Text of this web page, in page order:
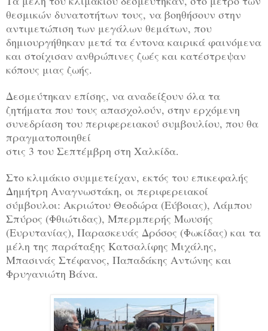
θεσμικών δυνατοτήτων τους, να βοηθήσουν στην
αντιμετώπιση των μεγάλων θεμάτων, που
δημιουργήθηκαν μετά τα έντονα καιρικά φαινόμενα
και στοίχισαν ανθρώπινες ζωές και κατέστρεψαν
κόπους μιας ζωής.
Δεσμεύτηκαν επίσης, να αναδείξουν όλα τα
ζητήματα που τους απασχολούν, στην ερχόμενη
συνεδρίαση του περιφερειακού συμβουλίου, που θα
πραγματοποιηθεί
στις 3 του Σεπτέμβρη στη Χαλκίδα.
Στο κλιμάκιο συμμετείχαν, εκτός του επικεφαλής
Δημήτρη Αναγνωστάκη, οι περιφερειακοί
σύμβουλοι: Ακριώτου Θεοδώρα (Εύβοιας), Λάμπου
Σπύρος (Φθιώτιδας), Μπερμπερής Μωυσής
(Ευρυτανίας), Παρασκευάς Δρόσος (Φωκίδας) και τα
μέλη της παράταξης Κατσαλίφης Μιχάλης,
Μπασινάς Στέφανος, Παπαδάκης Αντώνης και
Φρυγανιώτη Βάνα.